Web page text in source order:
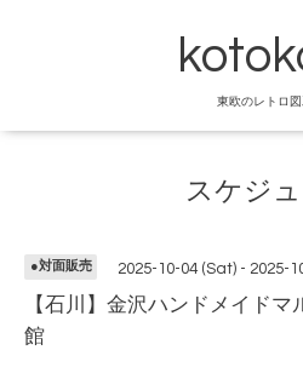
東欧のレトロ
スケジ
●対面販売 2025-10-04 (Sat) - 2025-
【石川】金沢ハンドメイド
館